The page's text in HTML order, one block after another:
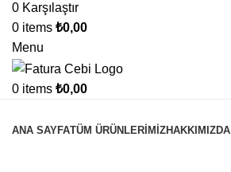
0 Karşılaştır
0 items ₺0,00
Menu
0 items ₺0,00
ANA SAYFATÜM ÜRÜNLERİMİZHAKKIMIZDA